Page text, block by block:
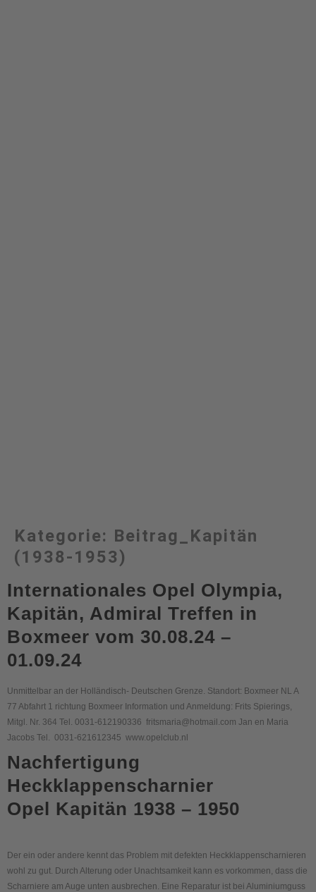
Kategorie: Beitrag_Kapitän
(1938-1953)
Internationales Opel Olympia,
Kapitän, Admiral Treffen in
Boxmeer vom 30.08.24 –
01.09.24
Unmittelbar an der Holländisch- Deutschen Grenze. Standort: Boxmeer NL A
77 Abfahrt 1 richtung Boxmeer Information und Anmeldung: Frits Spierings,
Mitgl. Nr. 364 Tel. 0031-612190336 fritsmaria@hotmail.com Jan en Maria
Jacobs Tel. 0031-621612345 www.opelclub.nl
Nachfertigung
Heckklappenscharnier
Opel Kapitän 1938 – 1950
Der ein oder andere kennt das Problem mit defekten Heckklappenscharnieren
wohl zu gut. Durch Alterung oder Unachtsamkeit kann es vorkommen, dass die
Scharniere am Auge unten ausbrechen. Eine Reparatur ist bei Aluminiumguss